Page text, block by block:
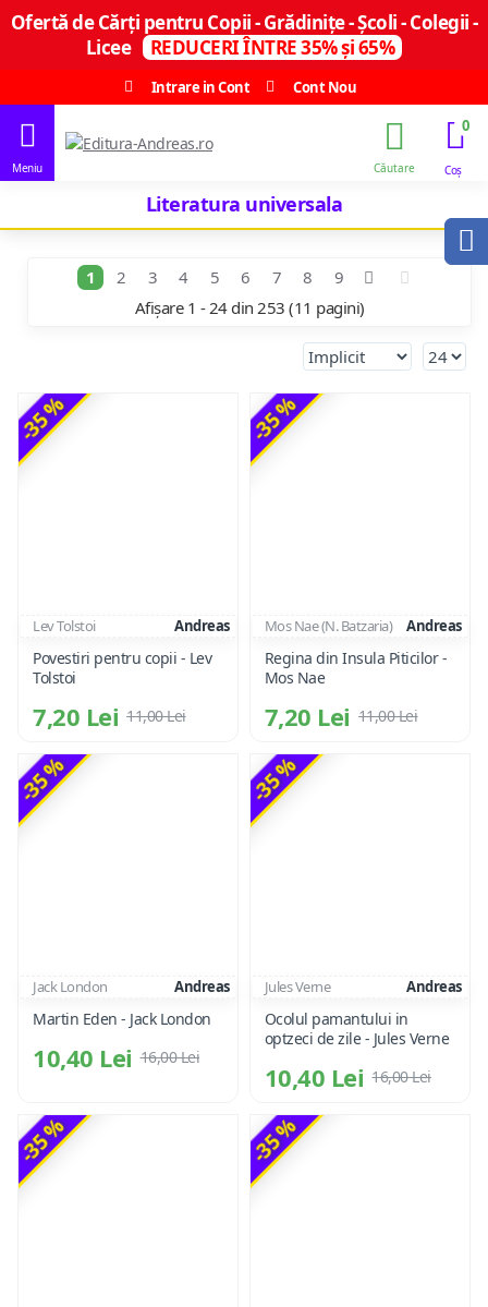
Ofertă de Cărți pentru Copii - Grădinițe - Școli - Colegii -
Licee
REDUCERI ÎNTRE 35% și 65%
Intrare in Cont
Cont Nou
0
Literatura universala
1 2 3 4 5 6 7 8
9
Afișare 1 - 24 din 253 (11 pagini)
-35 %
Lev Tolstoi Andreas
Povestiri pentru copii - Lev
Tolstoi
7,20 Lei 11,00 Lei
-35 %
Mos Nae (N. Batzaria) Andreas
Regina din Insula Piticilor -
Mos Nae
7,20 Lei 11,00 Lei
-35 %
Jack London Andreas
Martin Eden - Jack London
10,40 Lei 16,00 Lei
-35 %
Jules Verne Andreas
Ocolul pamantului in
optzeci de zile - Jules Verne
10,40 Lei 16,00 Lei
-35 % -35 %